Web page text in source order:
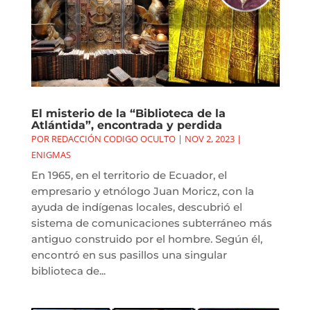
El misterio de la “Biblioteca de la
Atlántida”, encontrada y perdida
POR REDACCIÓN CODIGO OCULTO| NOV 2, 2023|
ENIGMAS
En 1965, en el territorio de Ecuador, el
empresario y etnólogo Juan Moricz, con la
ayuda de indígenas locales, descubrió el
sistema de comunicaciones subterráneo más
antiguo construido por el hombre. Según él,
encontró en sus pasillos una singular
biblioteca de...